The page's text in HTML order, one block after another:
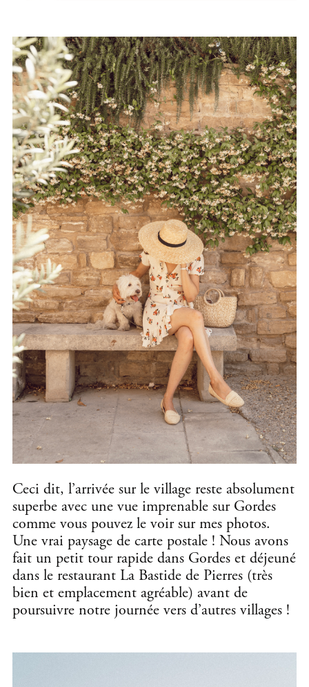
Ceci dit, l’arrivée sur le village reste absolument
superbe avec une vue imprenable sur Gordes
comme vous pouvez le voir sur mes photos.
Une vrai paysage de carte postale ! Nous avons
fait un petit tour rapide dans Gordes et déjeuné
dans le restaurant La Bastide de Pierres (très
bien et emplacement agréable) avant de
poursuivre notre journée vers d’autres villages !